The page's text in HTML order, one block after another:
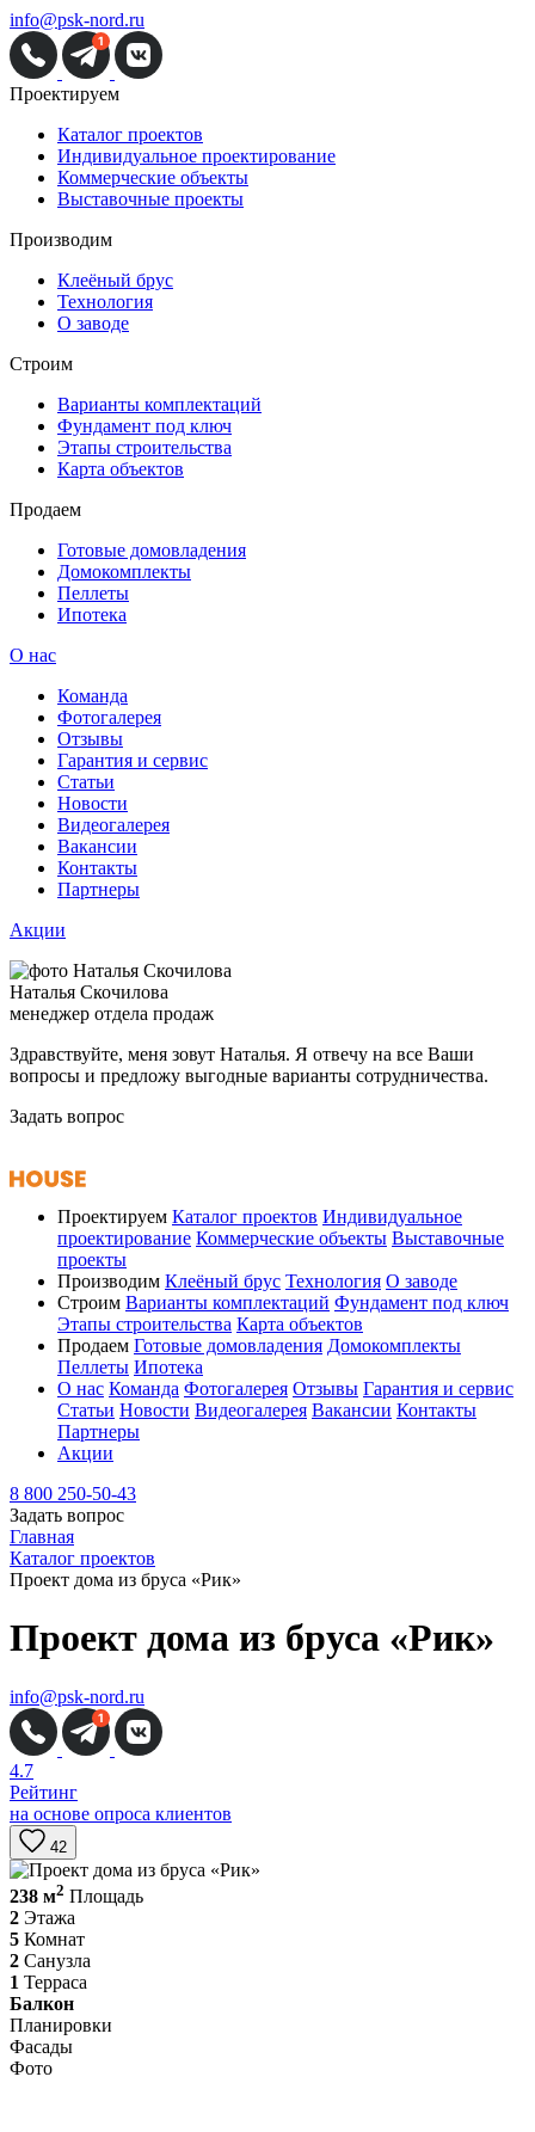
info@psk-nord.ru
Проектируем
Каталог проектов
Индивидуальное проектирование
Коммерческие объекты
Выставочные проекты
Производим
Клеёный брус
Технология
О заводе
Строим
Варианты комплектаций
Фундамент под ключ
Этапы строительства
Карта объектов
Продаем
Готовые домовладения
Домокомплекты
Пеллеты
Ипотека
О нас
Команда
Фотогалерея
Отзывы
Гарантия и сервис
Статьи
Новости
Видеогалерея
Вакансии
Контакты
Партнеры
Акции
Наталья Скочилова
менеджер отдела продаж
Здравствуйте, меня зовут Наталья. Я отвечу на все Ваши
вопросы и предложу выгодные варианты сотрудничества.
Задать вопрос
Проектируем Каталог проектов Индивидуальное
проектирование Коммерческие объекты Выставочные
проекты
Производим Клеёный брус Технология О заводе
Строим Варианты комплектаций Фундамент под ключ
Этапы строительства Карта объектов
Продаем Готовые домовладения Домокомплекты
Пеллеты Ипотека
О нас Команда Фотогалерея Отзывы Гарантия и сервис
Статьи Новости Видеогалерея Вакансии Контакты
Партнеры
Акции
8 800 250-50-43
Задать вопрос
Главная
Каталог проектов
Проект дома из бруса «Рик»
Проект дома из бруса «Рик»
info@psk-nord.ru
4.7
Рейтинг
на основе опроса клиентов
42
238 м2 Площадь
2 Этажа
5 Комнат
2 Санузла
1 Терраса
Балкон
Планировки
Фасады
Фото